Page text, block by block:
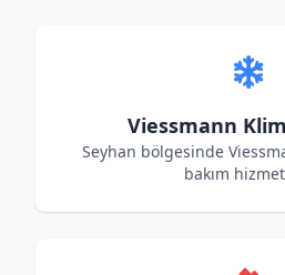
Viessmann
Seyhan bölgesinde
bakım